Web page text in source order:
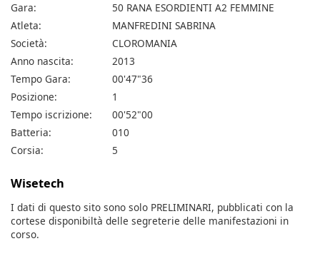
Gara:
50 RANA ESORDIENTI A2 FEMMINE
Atleta:
MANFREDINI SABRINA
Società:
CLOROMANIA
Anno nascita:
2013
Tempo Gara:
00'47"36
Posizione:
1
Tempo iscrizione:
00'52"00
Batteria:
010
Corsia:
5
Wisetech
I dati di questo sito sono solo PRELIMINARI, pubblicati con la
cortese disponibiltà delle segreterie delle manifestazioni in
corso.